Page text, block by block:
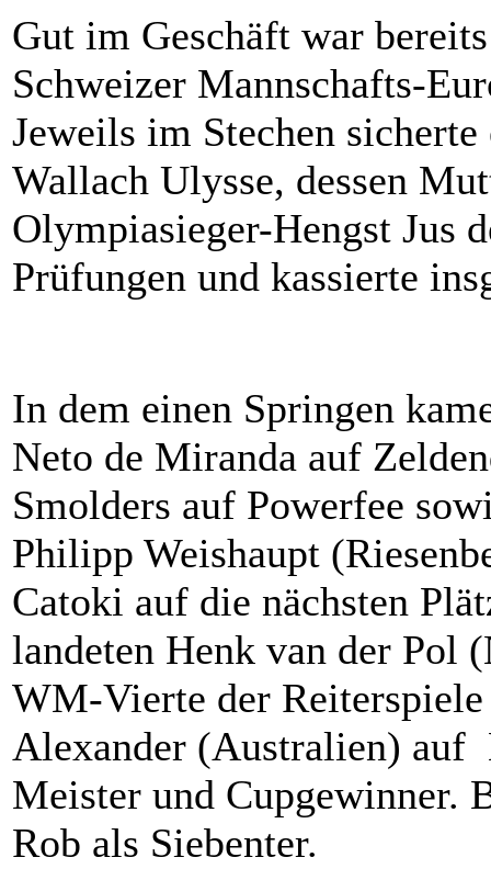
Gut im Geschäft war
Schweizer Mannschafts-
Jeweils im Stechen
Wallach Ulysse, dessen
Olympiasieger-Hengst Jus
Prüfungen und kassierte
In dem einen Springen
Neto de Miranda auf
Smolders auf Powerfee
Philipp Weishaupt
Catoki auf die nächsten
landeten Henk van der Pol
WM-Vierte der
Alexander (Australien) auf
Meister und Cupgewinner.
Rob als Siebenter.